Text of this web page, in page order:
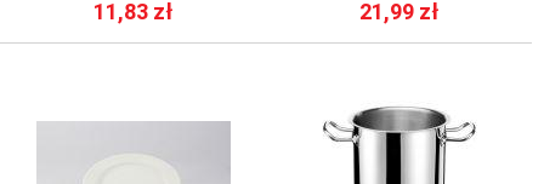
11,83 zł 21,99 zł